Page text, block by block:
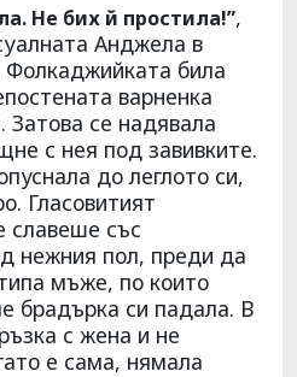
Не бих й простила!”,
Анджела в
Фолкаджийката била
варненка
Затова се надявала
с нея под завивките.
до леглото си,
Гласовитият
славеше със
нежния пол, преди да
мъже, по които
брадърка си падала. В
с жена и не
е сама, нямала